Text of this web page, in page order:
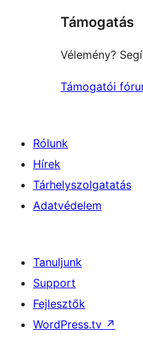
reviews
Támogatás
Vélemény?
Támogatói
Rólunk
Hírek
Tárhelyszolgatatás
Adatvédelem
Tanuljunk
Support
Fejlesztők
WordPress.tv ↗